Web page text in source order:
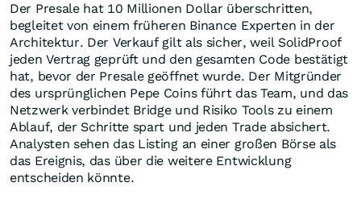
Der Presale hat 10 Millionen Dollar überschritten,
begleitet von einem früheren Binance Experten in der
Architektur. Der Verkauf gilt als sicher, weil SolidProof
jeden Vertrag geprüft und den gesamten Code bestätigt
hat, bevor der Presale geöffnet wurde. Der Mitgründer
des ursprünglichen Pepe Coins führt das Team, und das
Netzwerk verbindet Bridge und Risiko Tools zu einem
Ablauf, der Schritte spart und jeden Trade absichert.
Analysten sehen das Listing an einer großen Börse als
das Ereignis, das über die weitere Entwicklung
entscheiden könnte.